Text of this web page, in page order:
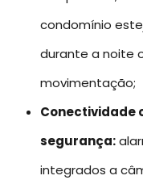
condomínio
durante a noite
movimentação;
Conectividade
segurança:
integrados a